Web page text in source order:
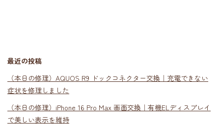
最近の投稿
（本日の修理）AQUOS R9 ドックコネクター交換｜充電できない
症状を修理しました
（本日の修理）iPhone 16 Pro Max 画面交換｜有機ELディスプレイ
で美しい表示を維持